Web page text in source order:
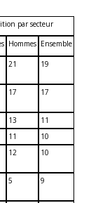
par secteur
Hommes Ensemble
21 19
17 17
13
11
11
10
12 10
5 9